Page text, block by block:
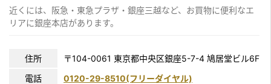
近くには、阪急・東急プラザ・銀座三越など、お買物に便利なエ
リアに銀座本店があります。
住所 〒104-0061 東京都中央区銀座5-7-4 鳩居堂ビル6F
電話
0120-29-8510(フリーダイヤル)